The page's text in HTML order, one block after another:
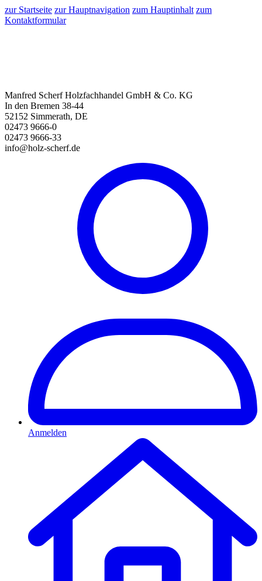
zur Startseite zur Hauptnavigation zum Hauptinhalt zum
Kontaktformular
Manfred Scherf Holzfachhandel GmbH & Co. KG
In den Bremen 38-44
52152 Simmerath, DE
02473 9666-0
02473 9666-33
info@holz-scherf.de
Anmelden